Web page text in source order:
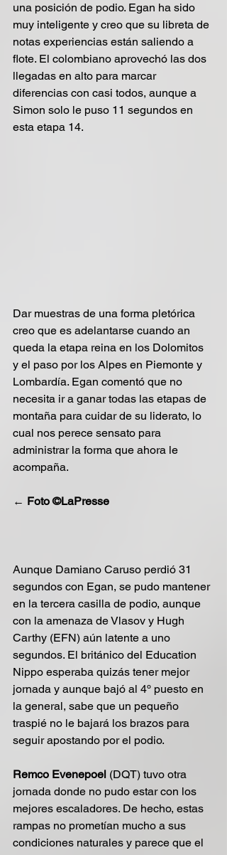
una posición de podio. Egan ha sido
muy inteligente y creo que su libreta de
notas experiencias están saliendo a
flote. El colombiano aprovechó las dos
llegadas en alto para marcar
diferencias con casi todos, aunque a
Simon solo le puso 11 segundos en
esta etapa 14.
Dar muestras de una forma pletórica
creo que es adelantarse cuando an
queda la etapa reina en los Dolomitos
y el paso por los Alpes en Piemonte y
Lombardía. Egan comentó que no
necesita ir a ganar todas las etapas de
montaña para cuidar de su liderato, lo
cual nos perece sensato para
administrar la forma que ahora le
acompaña.
← Foto ©LaPresse
Aunque Damiano Caruso perdió 31
segundos con Egan, se pudo mantener
en la tercera casilla de podio, aunque
con la amenaza de Vlasov y Hugh
Carthy (EFN) aún latente a uno
segundos. El británico del Education
Nippo esperaba quizás tener mejor
jornada y aunque bajó al 4º puesto en
la general, sabe que un pequeño
traspié no le bajará los brazos para
seguir apostando por el podio.
Remco Evenepoel (DQT) tuvo otra
jornada donde no pudo estar con los
mejores escaladores. De hecho, estas
rampas no prometían mucho a sus
condiciones naturales y parece que el